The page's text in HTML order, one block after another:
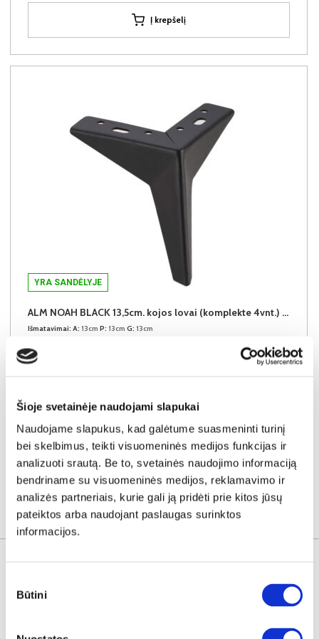
Šioje svetainėje naudojami slapukai
Naudojame slapukus, kad galėtume suasmeninti turinį
bei skelbimus, teikti visuomeninės medijos funkcijas ir
analizuoti srautą. Be to, svetainės naudojimo informaciją
bendriname su visuomeninės medijos, reklamavimo ir
analizės partneriais, kurie gali ją pridėti prie kitos jūsų
pateiktos arba naudojant paslaugas surinktos
informacijos.
pasirinkimas
Būtini
Į krepšelį
YRA SANDĖLYJE
ALM NOAH BLACK 13,5cm. kojos lovai (komplekte 4vnt.) +39€
Išmatavimai: A: 13cm P: 13cm G: 13cm
SUSIJUSIOS PREKĖS